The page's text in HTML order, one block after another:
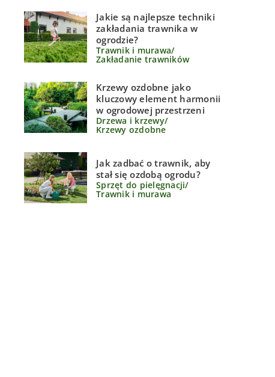
Jakie są najlepsze techniki
zakładania trawnika w
ogrodzie?
Trawnik i murawa/
Zakładanie trawników
Krzewy ozdobne jako
kluczowy element harmonii
w ogrodowej przestrzeni
Drzewa i krzewy/
Krzewy ozdobne
Jak zadbać o trawnik, aby
stał się ozdobą ogrodu?
Sprzęt do pielęgnacji/
Trawnik i murawa